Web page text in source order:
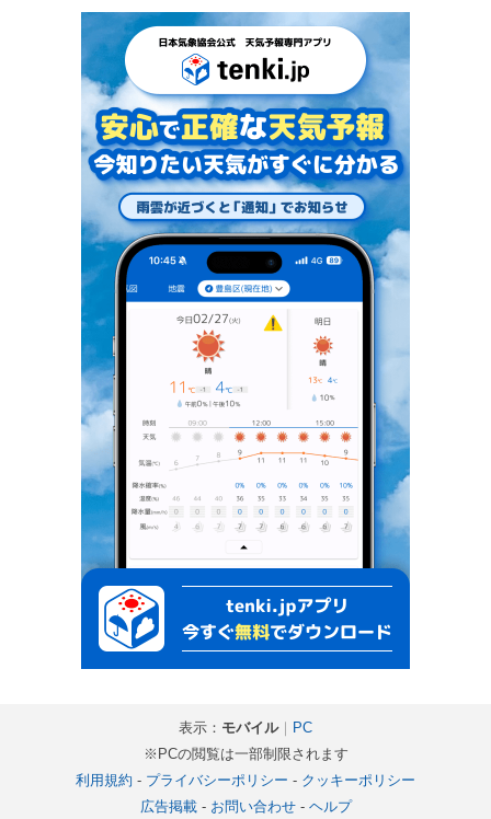
表示： モバイル｜ PC
※PCの閲覧は一部制限されます
利用規約 - プライバシーポリシー - クッキーポリシー
広告掲載- お問い合わせ- ヘルプ